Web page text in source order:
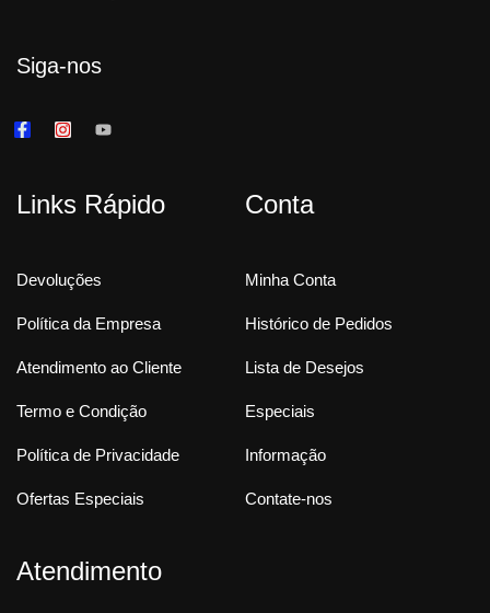
Siga-nos
Links Rápido
Devoluções
Política da Empresa
Atendimento ao Cliente
Termo e Condição
Política de Privacidade
Ofertas Especiais
Conta
Minha Conta
Histórico de Pedidos
Lista de Desejos
Especiais
Informação
Contate-nos
Atendimento